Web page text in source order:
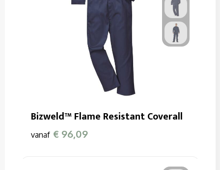
Bizweld™ Flame Resistant Coverall
vanaf € 96,09